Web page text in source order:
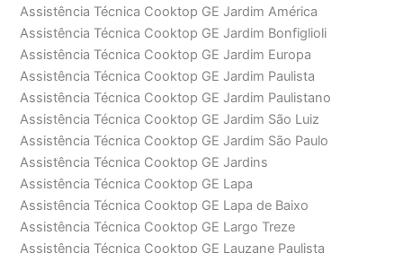
Assistência Técnica Cooktop GE Jardim América
Assistência Técnica Cooktop GE Jardim Bonfiglioli
Assistência Técnica Cooktop GE Jardim Europa
Assistência Técnica Cooktop GE Jardim Paulista
Assistência Técnica Cooktop GE Jardim Paulistano
Assistência Técnica Cooktop GE Jardim São Luiz
Assistência Técnica Cooktop GE Jardim São Paulo
Assistência Técnica Cooktop GE Jardins
Assistência Técnica Cooktop GE Lapa
Assistência Técnica Cooktop GE Lapa de Baixo
Assistência Técnica Cooktop GE Largo Treze
Assistência Técnica Cooktop GE Lauzane Paulista